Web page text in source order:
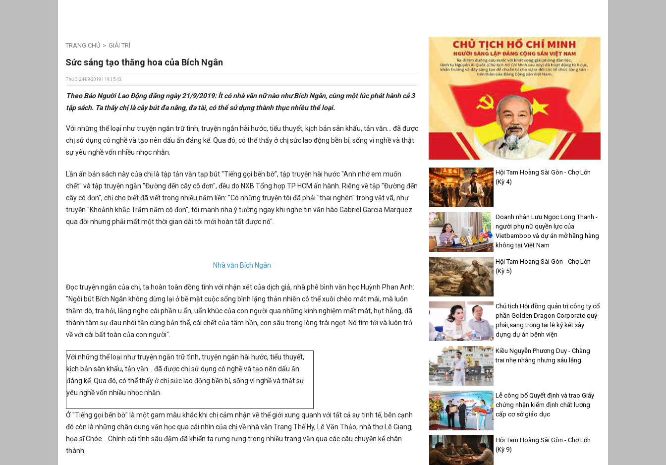
TRANG CHỦ GIẢI TRÍ
Sức sáng tạo thăng hoa của Bích Ngân
Thứ 3, 24-09-2019 | 19:15:43
Theo Báo Người Lao Động đăng ngày 21/9/2019: Ít có nhà văn nữ nào như Bích Ngân, cùng một lúc phát hành cả 3
tập sách. Ta thấy chị là cây bút đa năng, đa tài, có thể sử dụng thành thục nhiều thể loại.
Với những thể loại như truyện ngắn trữ tình, truyện ngắn hài hước, tiểu thuyết, kịch bản sân khấu, tản văn… đã được
chị sử dụng có nghề và tạo nên dấu ấn đáng kể. Qua đó, có thể thấy ở chị sức lao động bền bỉ, sống vì nghề và thật
sự yêu nghề vốn nhiều nhọc nhằn.
Lần ấn bản sách này của chị là tập tản văn tạp bút "Tiếng gọi bến bờ", tập truyện hài hước "Anh nhớ em muốn
chết" và tập truyện ngắn "Đường đến cây cô đơn", đều do NXB Tổng hợp TP HCM ấn hành. Riêng về tập "Đường đến
cây cô đơn", chị cho biết đã viết trong nhiều năm liền: "Có những truyện tôi đã phải "thai nghén" trong vật vã, như
truyện "Khoảnh khắc Trăm năm cô đơn", tôi manh nha ý tưởng ngay khi nghe tin văn hào Gabriel Garcia Marquez
qua đời nhưng phải mất một thời gian dài tôi mới hoàn tất được nó".
Nhà văn Bích Ngân
Đọc truyện ngắn của chị, ta hoàn toàn đồng tình với nhận xét của dịch giả, nhà phê bình văn học Huỳnh Phan Anh:
"Ngòi bút Bích Ngân không dừng lại ở bề mặt cuộc sống bình lặng thản nhiên có thể xuôi chèo mát mái, mà luôn
thăm dò, tra hỏi, lắng nghe cái phần u ẩn, uẩn khúc của con người qua những kinh nghiệm mất mát, hụt hẫng, đã
thành tâm sự đau nhói tận cùng bản thể, cái chết của tâm hồn, con sâu trong lòng trái ngọt. Nó tìm tới và luôn trở
về với cái bất toàn của con người".
Với những thể loại như truyện ngắn trữ tình, truyện ngắn hài hước, tiểu thuyết,
kịch bản sân khấu, tản văn… đã được chị sử dụng có nghề và tạo nên dấu ấn
đáng kể. Qua đó, có thể thấy ở chị sức lao động bền bỉ, sống vì nghề và thật sự
yêu nghề vốn nhiều nhọc nhằn.
Ở "Tiếng gọi bến bờ" là một gam màu khác khi chị cảm nhận về thế giới xung quanh với tất cả sự tinh tế, bên cạnh
đó còn là những chân dung văn học qua cái nhìn của chị về nhà văn Trang Thế Hy, Lê Văn Thảo, nhà thơ Lê Giang,
họa sĩ Chóe… Chính cái tình sâu đậm đã khiến ta rưng rưng trong nhiều trang văn qua các câu chuyện kể chân
thành.
Hội Tam Hoàng Sài Gòn - Chợ Lớn
(Kỳ 4)
Doanh nhân Lưu Ngọc Long Thanh -
người phụ nữ quyền lực của
Vietbamboo và dự án mở hãng hàng
không tại Việt Nam
Hội Tam Hoàng Sài Gòn - Chợ Lớn
(Kỳ 5)
Chủ tịch Hội đồng quản trị công ty cổ
phần Golden Dragon Corporate quý
phái,sang trọng tại lễ ký kết xây
dựng dự án bệnh viện
Kiều Nguyễn Phương Duy - Chàng
trai nhẹ nhàng nhưng sâu lắng
Lễ công bố Quyết định và trao Giấy
chứng nhận kiểm định chất lượng
cấp cơ sở giáo dục
Hội Tam Hoàng Sài Gòn - Chợ Lớn
(Kỳ 9)